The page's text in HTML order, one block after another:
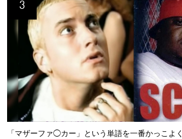
「マザーファ◯カー」という単語を一番かっこよ